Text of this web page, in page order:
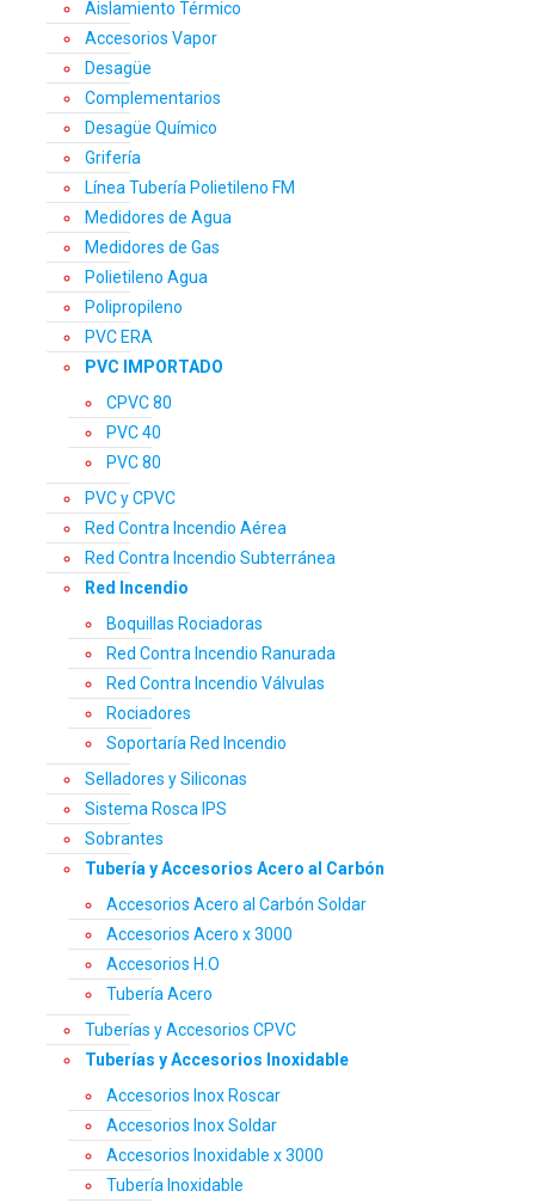
Aislamiento Térmico
Accesorios Vapor
Desagüe
Complementarios
Desagüe Químico
Grifería
Línea Tubería Polietileno FM
Medidores de Agua
Medidores de Gas
Polietileno Agua
Polipropileno
PVC ERA
PVC IMPORTADO
CPVC 80
PVC 40
PVC 80
PVC y CPVC
Red Contra Incendio Aérea
Red Contra Incendio Subterránea
Red Incendio
Boquillas Rociadoras
Red Contra Incendio Ranurada
Red Contra Incendio Válvulas
Rociadores
Soportaría Red Incendio
Selladores y Siliconas
Sistema Rosca IPS
Sobrantes
Tubería y Accesorios Acero al Carbón
Accesorios Acero al Carbón Soldar
Accesorios Acero x 3000
Accesorios H.O
Tubería Acero
Tuberías y Accesorios CPVC
Tuberías y Accesorios Inoxidable
Accesorios Inox Roscar
Accesorios Inox Soldar
Accesorios Inoxidable x 3000
Tubería Inoxidable